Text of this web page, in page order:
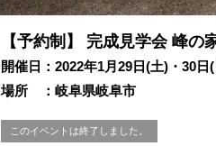
【予約制】 完成見学会 峰の
開催日：2022年1月29日(土)・30日
場所 ：岐阜県岐阜市
このイベントは終了しました。